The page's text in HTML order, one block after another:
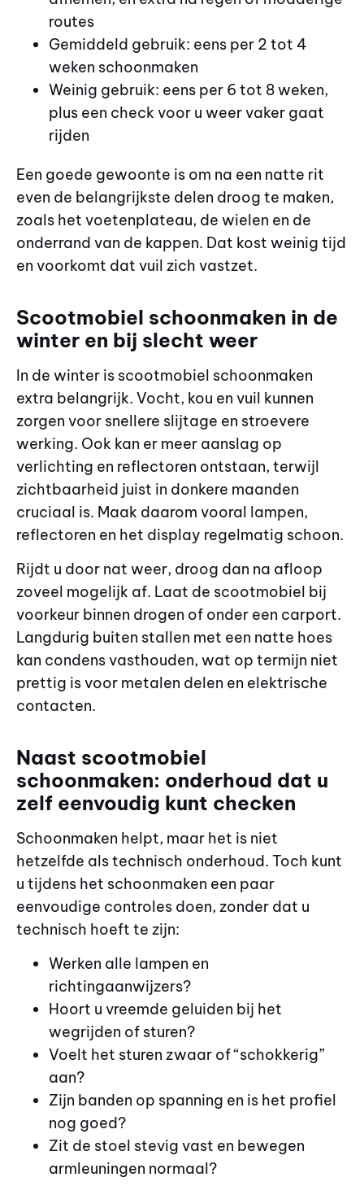
routes
Gemiddeld gebruik: eens per 2 tot 4
weken schoonmaken
Weinig gebruik: eens per 6 tot 8 weken,
plus een check voor u weer vaker gaat
rijden
Een goede gewoonte is om na een natte rit
even de belangrijkste delen droog te maken,
zoals het voetenplateau, de wielen en de
onderrand van de kappen. Dat kost weinig tijd
en voorkomt dat vuil zich vastzet.
Scootmobiel schoonmaken in de
winter en bij slecht weer
In de winter is scootmobiel schoonmaken
extra belangrijk. Vocht, kou en vuil kunnen
zorgen voor snellere slijtage en stroevere
werking. Ook kan er meer aanslag op
verlichting en reflectoren ontstaan, terwijl
zichtbaarheid juist in donkere maanden
cruciaal is. Maak daarom vooral lampen,
reflectoren en het display regelmatig schoon.
Rijdt u door nat weer, droog dan na afloop
zoveel mogelijk af. Laat de scootmobiel bij
voorkeur binnen drogen of onder een carport.
Langdurig buiten stallen met een natte hoes
kan condens vasthouden, wat op termijn niet
prettig is voor metalen delen en elektrische
contacten.
Naast scootmobiel
schoonmaken: onderhoud dat u
zelf eenvoudig kunt checken
Schoonmaken helpt, maar het is niet
hetzelfde als technisch onderhoud. Toch kunt
u tijdens het schoonmaken een paar
eenvoudige controles doen, zonder dat u
technisch hoeft te zijn:
Werken alle lampen en
richtingaanwijzers?
Hoort u vreemde geluiden bij het
wegrijden of sturen?
Voelt het sturen zwaar of “schokkerig”
aan?
Zijn banden op spanning en is het profiel
nog goed?
Zit de stoel stevig vast en bewegen
armleuningen normaal?